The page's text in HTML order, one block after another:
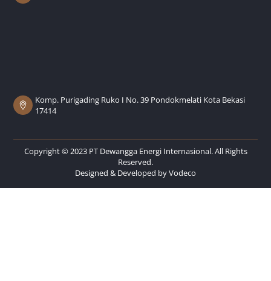
Komp. Purigading Ruko I No. 39 Pondokmelati Kota Bekasi
17414
Copyright © 2023 PT Dewangga Energi Internasional. All Rights
Reserved.
Designed & Developed byVodeco